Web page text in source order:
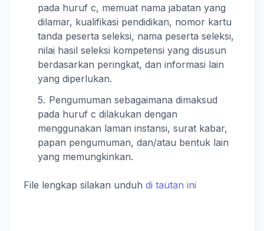
pada huruf c, memuat nama jabatan yang
dilamar, kualifikasi pendidikan, nomor kartu
tanda peserta seleksi, nama peserta seleksi,
nilai hasil seleksi kompetensi yang disusun
berdasarkan peringkat, dan informasi lain
yang diperlukan.
Pengumuman sebagaimana dimaksud
pada huruf c dilakukan dengan
menggunakan laman instansi, surat kabar,
papan pengumuman, dan/atau bentuk lain
yang memungkinkan.
File lengkap silakan unduh di tautan ini